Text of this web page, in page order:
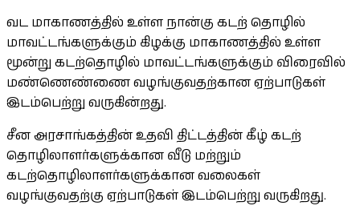
வட மாகாணத்தில் உள்ள நான்கு கடற் தொழில்
மாவட்டங்களுக்கும் கிழக்கு மாகாணத்தில் உள்ள
மூன்று கடற்தொழில் மாவட்டங்களுக்கும் விரைவில்
மண்ணெண்ணை வழங்குவதற்கான ஏற்பாடுகள்
இடம்பெற்று வருகின்றது.
சீன அரசாங்கத்தின் உதவி திட்டத்தின் கீழ் கடற்
தொழிலாளர்களுக்கான வீடு மற்றும்
கடற்தொழிலாளர்களுக்கான வலைகள்
வழங்குவதற்கு ஏற்பாடுகள் இடம்பெற்று வருகிறது.